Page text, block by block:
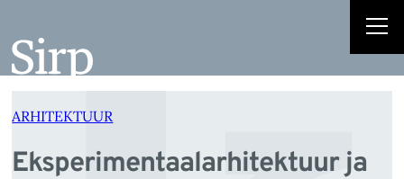
juurde
ARHITEKTUUR
Eksperimentaalarhitektuur ja